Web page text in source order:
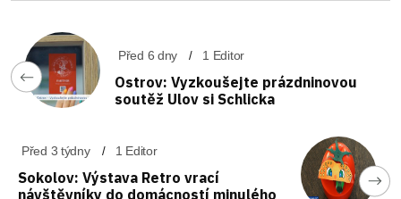
Před 6 dny 1 Editor
Ostrov: Vyzkoušejte prázdninovou
soutěž Ulov si Schlicka
Před 3 týdny 1 Editor
Sokolov: Výstava Retro vrací
návštěvníky do domácností minulého